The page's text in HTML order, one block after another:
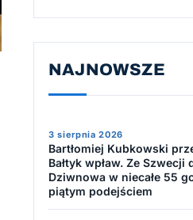
NAJNOWSZE
3 sierpnia 2026
Bartłomiej Kubkowski
Bałtyk wpław. Ze Szwecji
Dziwnowa w niecałe 55
piątym podejściem